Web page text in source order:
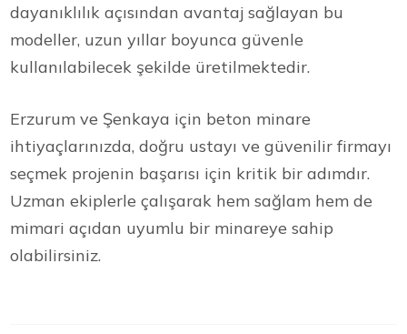
dayanıklılık açısından avantaj sağlayan bu
modeller, uzun yıllar boyunca güvenle
kullanılabilecek şekilde üretilmektedir.
Erzurum ve Şenkaya için beton minare
ihtiyaçlarınızda, doğru ustayı ve güvenilir firmayı
seçmek projenin başarısı için kritik bir adımdır.
Uzman ekiplerle çalışarak hem sağlam hem de
mimari açıdan uyumlu bir minareye sahip
olabilirsiniz.